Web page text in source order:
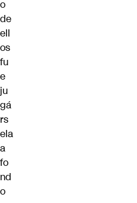
o
de
ell
os
fu
e
ju
gá
rs
ela
a
fo
nd
o